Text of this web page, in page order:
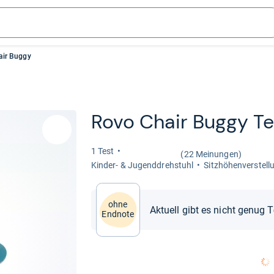
Buggy
Rovo Chair Buggy
1 Test
(22 Meinungen)
Kin­der-​ & Jugend­dreh­stuhl
ohne
Endnote
Aktuell gibt es nicht genug